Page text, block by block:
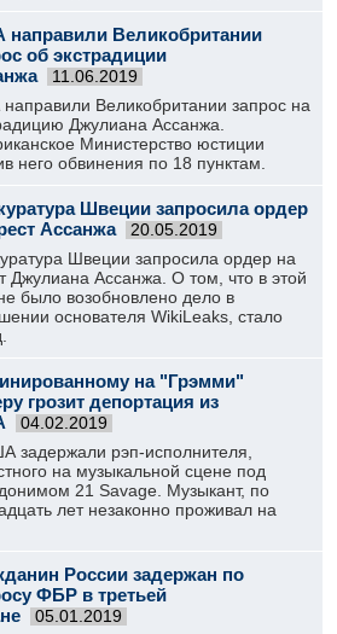
Великобритании
об экстрадиции
11.06.2019
Великобритании запрос на
Джулиана Ассанжа.
Министерство юстиции
него обвинения по 18 пунктам.
Швеции запросила ордер
Ассанжа
20.05.2019
Швеции запросила ордер на
Джулиана Ассанжа. О том, что в этой
было возобновлено дело в
основателя WikiLeaks, стало
на "Грэмми"
грозит депортация из
04.02.2019
задержали рэп-исполнителя,
на музыкальной сцене под
21 Savage. Музыкант, по
лет незаконно проживал на
России задержан по
ФБР в третьей
05.01.2019